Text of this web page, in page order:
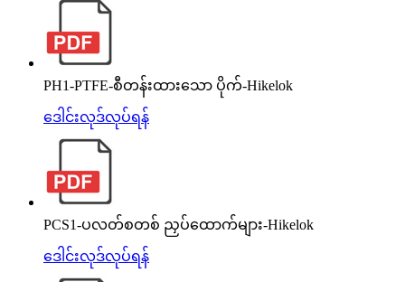
PH1-PTFE-စီတန်းထားသော ပိုက်-Hikelok
ဒေါင်းလုဒ်လုပ်ရန်
PCS1-ပလတ်စတစ် ညှပ်ထောက်များ-Hikelok
ဒေါင်းလုဒ်လုပ်ရန်